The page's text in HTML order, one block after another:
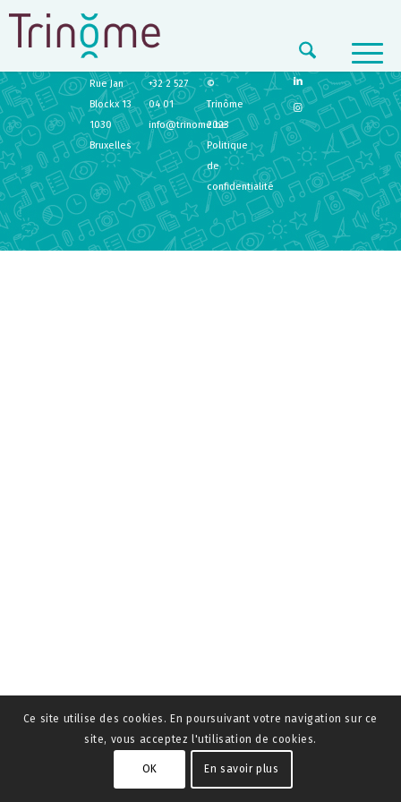
TRINÔME
Rue Jan
Blockx 13
1030
Bruxelles
+32 2 527
04 01
info@trinome.be
©
Trinôme
2023
Politique
de
confidentialité
Ce site utilise des cookies. En poursuivant votre navigation sur ce
site, vous acceptez l'utilisation de cookies.
OK En savoir plus